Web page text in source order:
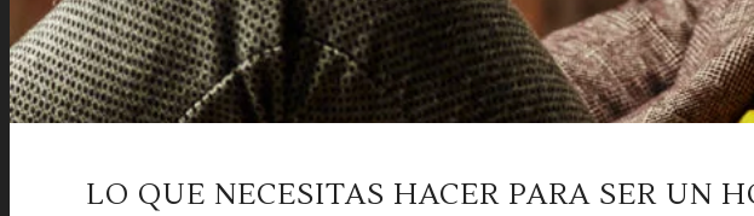
LO QUE NECESITAS HACER PARA SER UN